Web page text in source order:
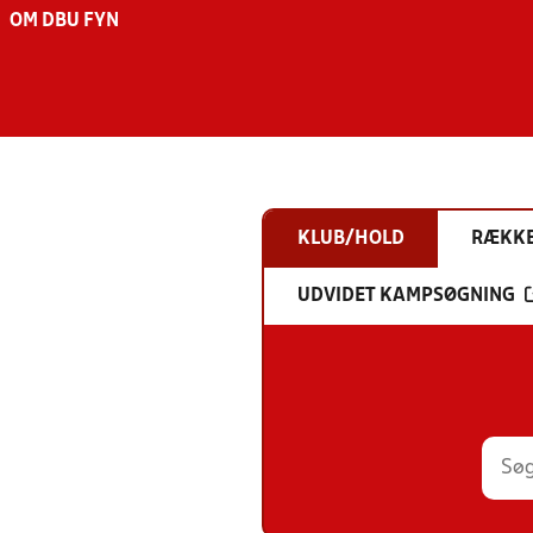
OM DBU FYN
KLUB/HOLD
UDVIDET KAMPSØGNING